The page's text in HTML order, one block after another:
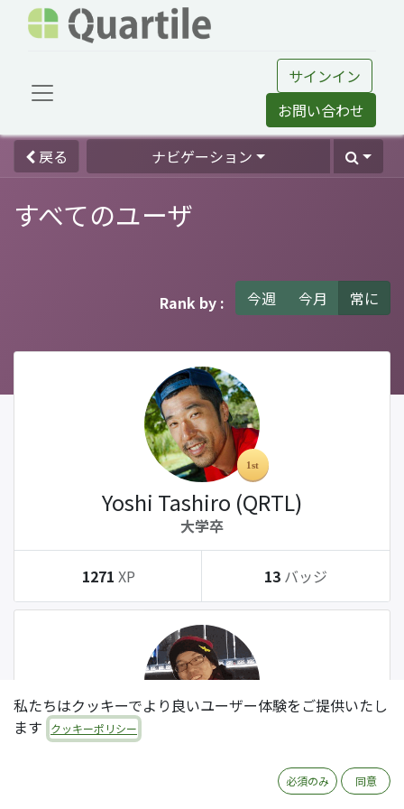
サインイン
お問い合わせ
戻る ナビゲーション
すべてのユーザ
Rank by : 今週 今月 常に
Yoshi Tashiro (QRTL)
大学卒
1271 XP 13 バッジ
Tatsuki Kanda (QRTL)
私たちはクッキーでより良いユーザー体験をご提供いたし
ます
クッキーポリシー
必須のみ 同意